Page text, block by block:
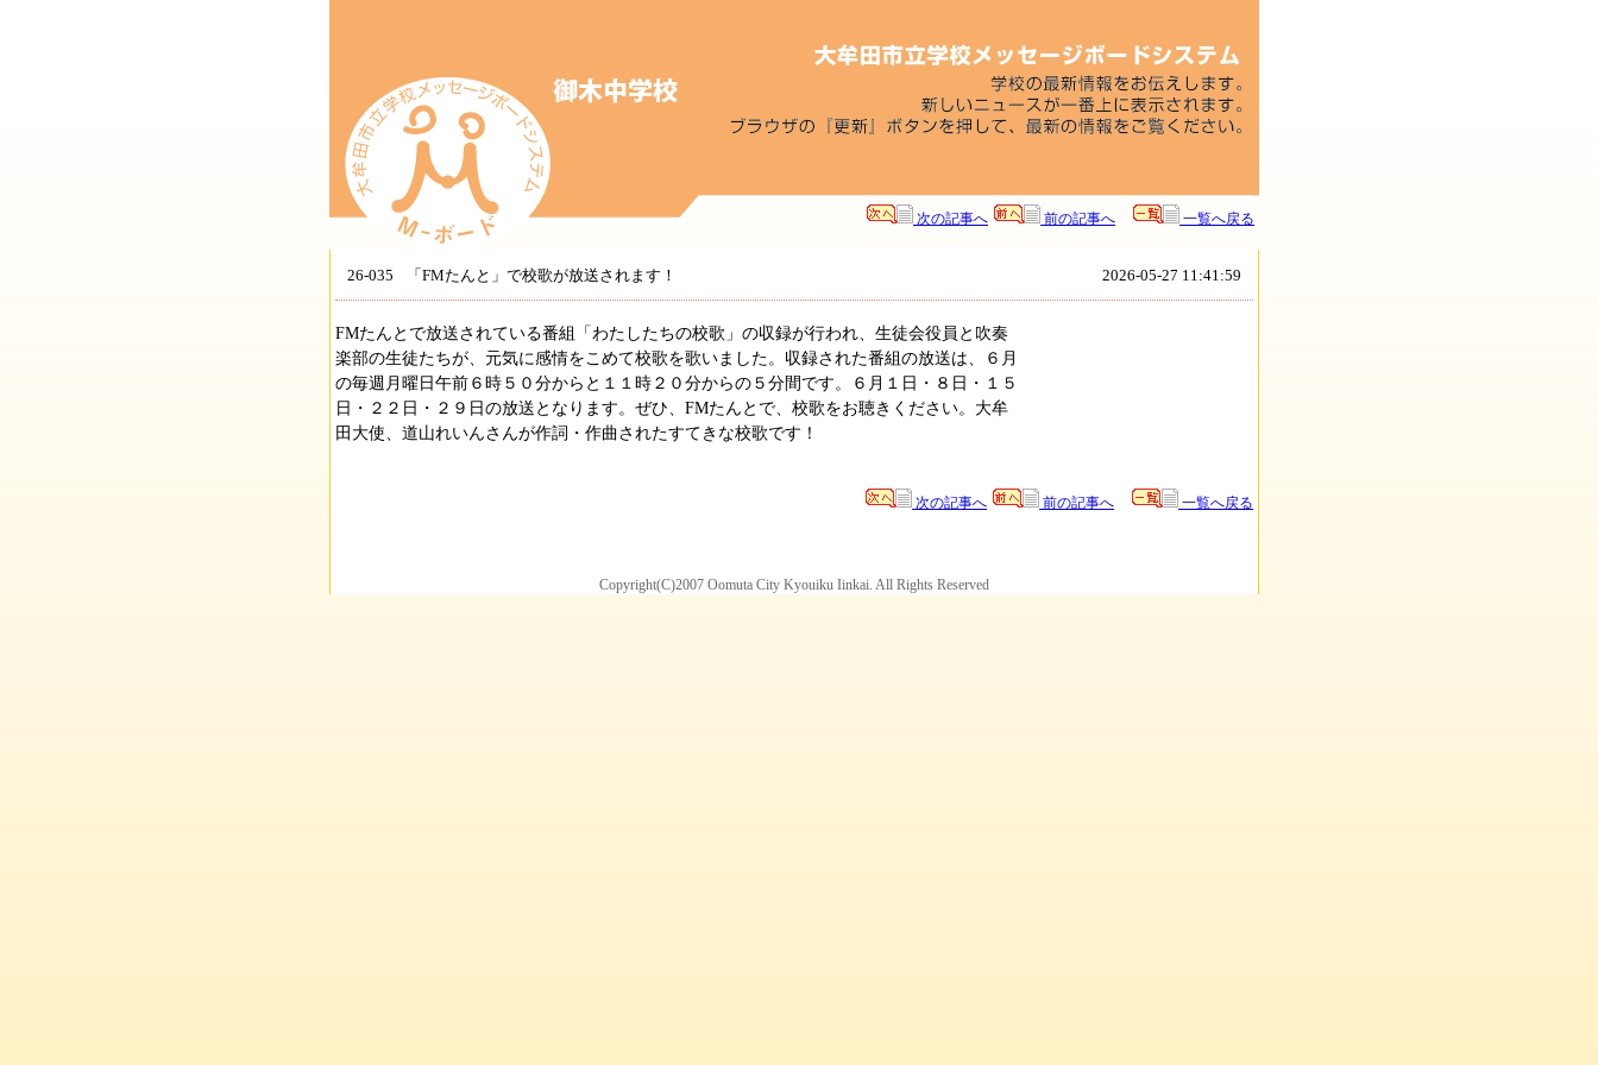
次の記事へ 前の記事へ 一覧へ戻る
26-035 「FMたんと」で校歌が放送されます！ 2026-05-27 11:41:59
FMたんとで放送されている番組「わたしたちの校歌」の収録が行われ、生徒会役員と吹奏
楽部の生徒たちが、元気に感情をこめて校歌を歌いました。収録された番組の放送は、６月
の毎週月曜日午前６時５０分からと１１時２０分からの５分間です。６月１日・８日・１５
日・２２日・２９日の放送となります。ぜひ、FMたんとで、校歌をお聴きください。大牟
田大使、道山れいんさんが作詞・作曲されたすてきな校歌です！
次の記事へ 前の記事へ 一覧へ戻る
Copyright(C)2007 Oomuta City Kyouiku Iinkai. All Rights Reserved